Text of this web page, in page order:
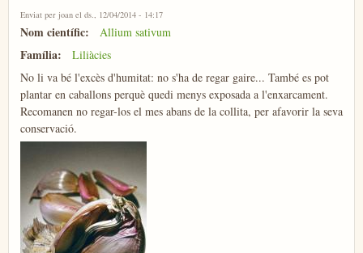
Enviat per joan el ds., 12/04/2014 - 14:17
Nom científic: Allium sativum
Família:
Liliàcies
No li va bé l'excès d'humitat: no s'ha de regar gaire... També es pot
plantar en caballons perquè quedi menys exposada a l'enxarcament.
Recomanen no regar-los el mes abans de la collita, per afavorir la seva
conservació.